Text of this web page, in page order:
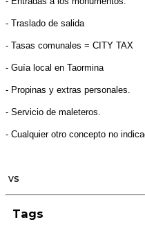
- Traslado de salida
- Tasas comunales = CITY TAX
- Guía local en Taormina
- Propinas y extras personales.
- Servicio de maleteros.
- Cualquier otro concepto no
vs
Tags